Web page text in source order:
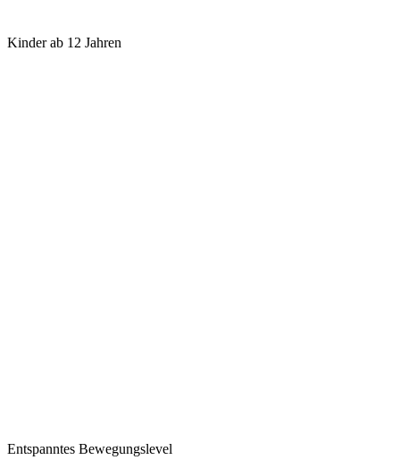
Kinder ab 12 Jahren
Entspanntes Bewegungslevel